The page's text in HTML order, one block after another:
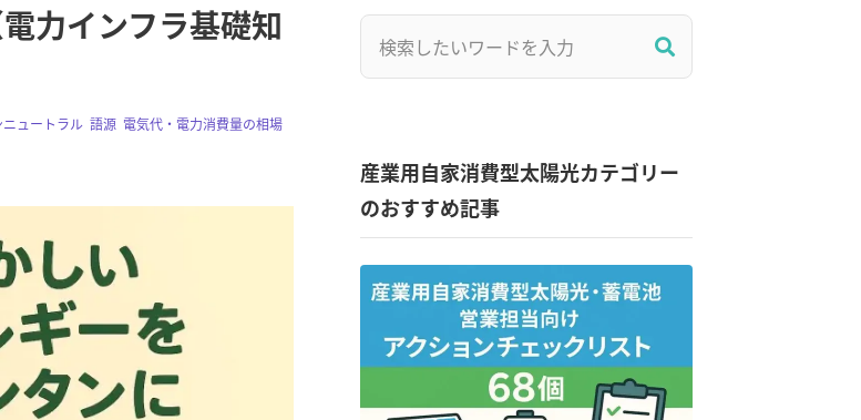
力インフラ基礎知
ュートラル ,語源 電気代・電力消費量の相場
産業用自家消費型太陽光カテゴリー
のおすすめ記事